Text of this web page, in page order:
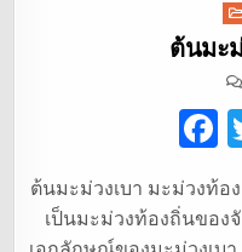
in
ต้นมะ
ต้นมะม่วงเบา มะม่วงท้อ
เป็นมะม่วงท้องถิ่นของ